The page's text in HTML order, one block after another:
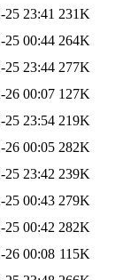
25 23:41 231K
25 00:44 264K
25 23:44 277K
26 00:07 127K
25 23:54 219K
26 00:05 282K
25 23:42 239K
25 00:43 279K
25 00:42 282K
26 00:08 115K